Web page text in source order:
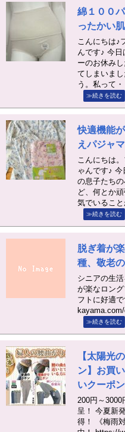
綿１００
ったかい
こんにちは
んです♪ 今
ーのお休み
てしまいま
う。私って
≫続きを読む
快適機能
えパジャマ
こんにちは
ゃんです♪
の息子たち
ど、何とか
気でいるこ
≫続きを読む
脱ぎ着が
種、敬老
シニアの生
が楽なロン
フトに好適
≫続きを読む
【太陽光
ン】お買
いクーポ
200円～
呈！ 今夏新
得！ 《梅雨